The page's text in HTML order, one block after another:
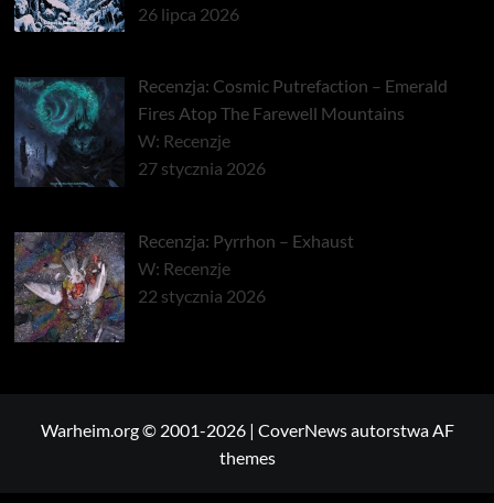
26 lipca 2026
Recenzja: Cosmic Putrefaction – Emerald
Fires Atop The Farewell Mountains
W: Recenzje
27 stycznia 2026
Recenzja: Pyrrhon – Exhaust
W: Recenzje
22 stycznia 2026
Warheim.org © 2001-2026 | CoverNewsautorstwa AF
themes